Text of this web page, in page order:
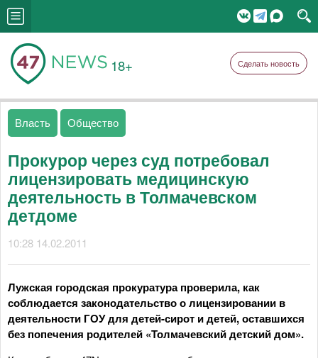
18+ Сделать новость
Власть Общество
Прокурор через суд потребовал
лицензировать медицинскую
деятельность в Толмачевском
детдоме
10:28 14.02.2011
Лужская городская прокуратура проверила, как
соблюдается законодательство о лицензировании в
деятельности ГОУ для детей-сирот и детей, оставшихся
без попечения родителей «Толмачевский детский дом».